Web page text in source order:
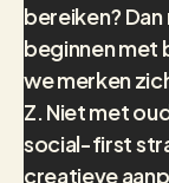
bereiken?
beginnen met
we merken
Z. Niet met
social-first
creatieve